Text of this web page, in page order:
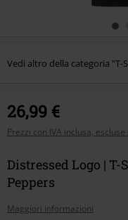
Vedi altro della categoria "T-
26,99 €
Prezzi con IVA inclusa,
Distressed Logo |
Peppers
Maggiori informazioni